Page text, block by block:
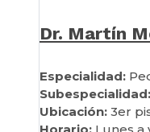
Dr. Martín
Especialidad:
Subespecialidad:
Ubicación: 3er
Horario: Lunes a